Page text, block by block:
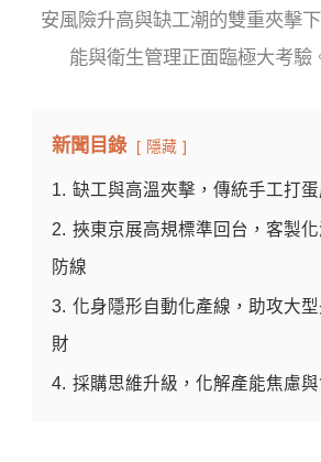
安風險升高與缺工潮的雙重夾擊
能與衛生管理正面臨極大考驗
新聞目錄 隱藏
1. 缺工與高溫夾擊，傳統手工打
2. 挾東京展高規標準回台，客製
防線
3. 化身隱形自動化產線，助攻大
財
4. 採購思維升級，化解產能焦慮